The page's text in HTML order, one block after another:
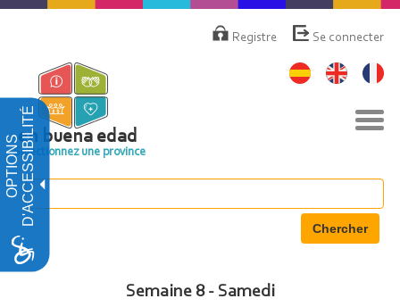
OPTIONSD'ACCESSIBILITÉ
Aller
principal
deRegistre Se connecter
la
en buena edad
Sélectionnez une province
Chercher
Semaine 8 - Samedi